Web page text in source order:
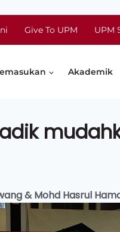
Give To UPM UPM
Akademik
& Mohd Hasrul